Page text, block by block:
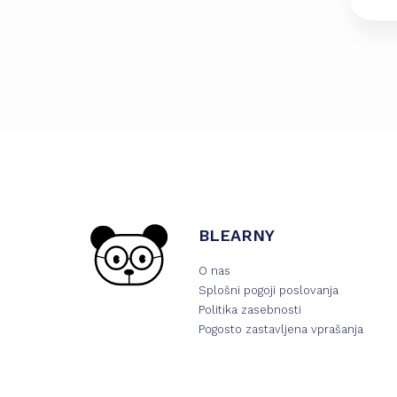
BLEARNY
O nas
Splošni pogoji poslovanja
Politika zasebnosti
Pogosto zastavljena vprašanja